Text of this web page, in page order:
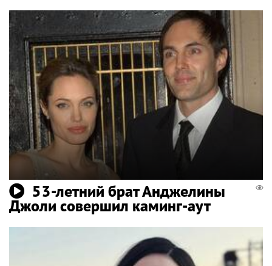
53-летний брат Анджелины
Джоли совершил каминг-аут